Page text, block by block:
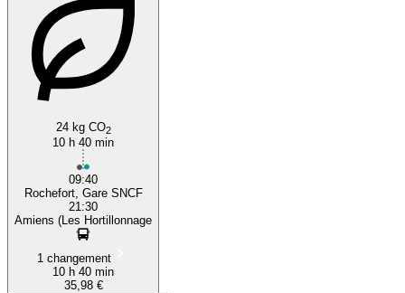
24 kg CO2
10 h 40 min
09:40
Rochefort, Gare SNCF
21:30
Amiens (Les Hortillonnage
1 changement
10 h 40 min
35,98 €